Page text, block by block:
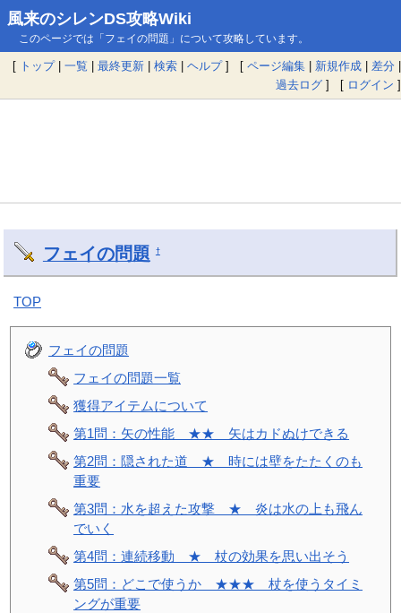
風来のシレンDS攻略Wiki
このページでは「フェイの問題」について攻略しています。
[ トップ| 一覧 | 最終更新 | 検索 | ヘルプ] [ ページ編集 | 新規作成 | 差分 |
過去ログ ] [ ログイン ]
フェイの問題 †
TOP
フェイの問題
フェイの問題一覧
獲得アイテムについて
第1問：矢の性能 ★★ 矢はカドぬけできる
第2問：隠された道 ★ 時には壁をたたくのも
重要
第3問：水を超えた攻撃 ★ 炎は水の上も飛ん
でいく
第4問：連続移動 ★ 杖の効果を思い出そう
第5問：どこで使うか ★★★ 杖を使うタイミ
ングが重要